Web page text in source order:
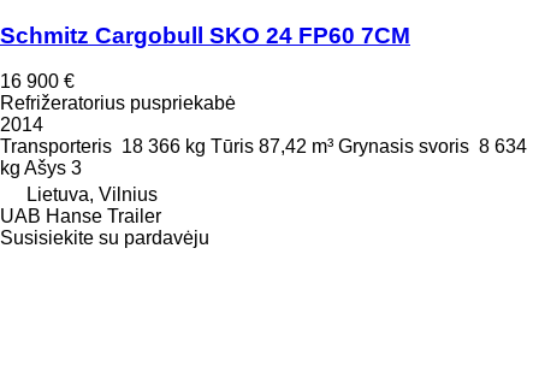
Schmitz Cargobull SKO 24 FP60 7CM
16 900 €
Refrižeratorius puspriekabė
2014
Transporteris 18 366 kg Tūris 87,42 m³ Grynasis svoris 8 634
kg Ašys 3
Lietuva, Vilnius
UAB Hanse Trailer
Susisiekite su pardavėju